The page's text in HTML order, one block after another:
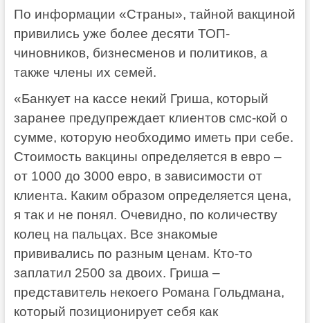
По информации «Страны», тайной вакциной
привились уже более десяти ТОП-
чиновников, бизнесменов и политиков, а
также члены их семей.
«Банкует на кассе некий Гриша, который
заранее предупреждает клиентов смс-кой о
сумме, которую необходимо иметь при себе.
Стоимость вакцины определяется в евро –
от 1000 до 3000 евро, в зависимости от
клиента. Каким образом определяется цена,
я так и не понял. Очевидно, по количеству
колец на пальцах. Все знакомые
прививались по разным ценам. Кто-то
заплатил 2500 за двоих. Гриша –
представитель некоего Романа Гольдмана,
который позиционирует себя как